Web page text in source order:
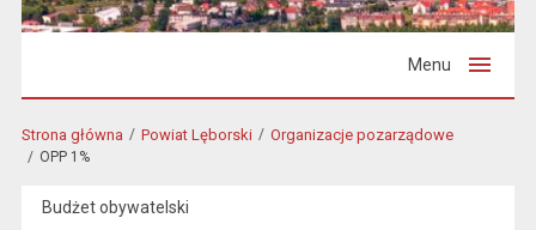
Menu
Strona główna Powiat Lęborski Organizacje pozarządowe
OPP 1%
Budżet obywatelski